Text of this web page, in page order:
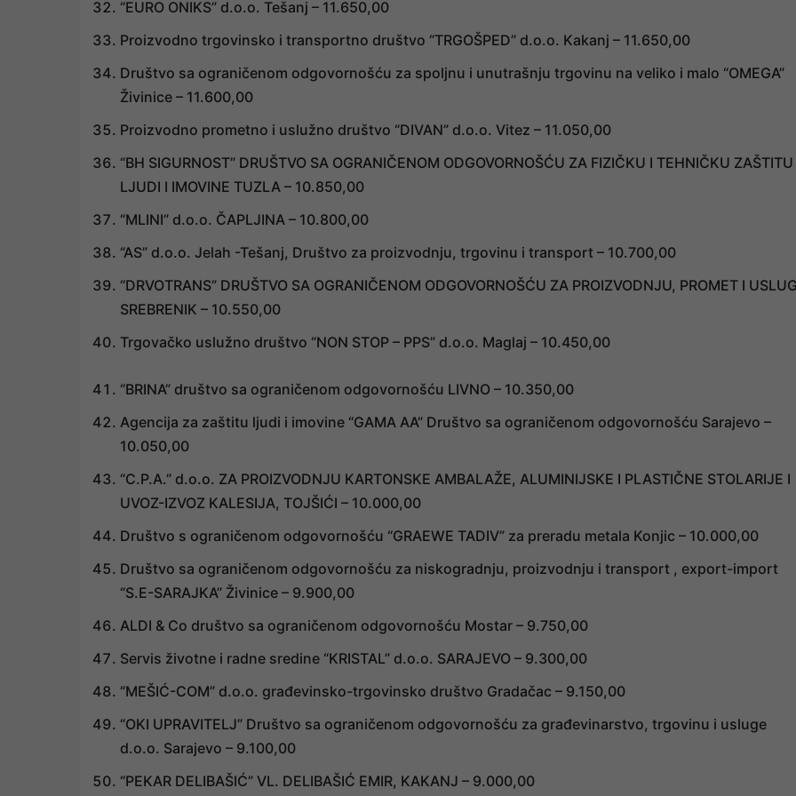
“EURO ONIKS” d.o.o. Tešanj – 11.650,00
Proizvodno trgovinsko i transportno društvo “TRGOŠPED” d.o.o. Kakanj – 11.650,00
Društvo sa ograničenom odgovornošću za spoljnu i unutrašnju trgovinu na veliko i malo “OMEGA”
Živinice – 11.600,00
Proizvodno prometno i uslužno društvo “DIVAN” d.o.o. Vitez – 11.050,00
“BH SIGURNOST” DRUŠTVO SA OGRANIČENOM ODGOVORNOŠĆU ZA FIZIČKU I TEHNIČKU ZAŠTITU
LJUDI I IMOVINE TUZLA – 10.850,00
“MLINI” d.o.o. ČAPLJINA – 10.800,00
“AS” d.o.o. Jelah -Tešanj, Društvo za proizvodnju, trgovinu i transport – 10.700,00
“DRVOTRANS” DRUŠTVO SA OGRANIČENOM ODGOVORNOŠĆU ZA PROIZVODNJU, PROMET I
SREBRENIK – 10.550,00
Trgovačko uslužno društvo “NON STOP – PPS” d.o.o. Maglaj – 10.450,00
“BRINA” društvo sa ograničenom odgovornošću LIVNO – 10.350,00
Agencija za zaštitu ljudi i imovine “GAMA AA” Društvo sa ograničenom odgovornošću Sarajevo –
10.050,00
“C.P.A.” d.o.o. ZA PROIZVODNJU KARTONSKE AMBALAŽE, ALUMINIJSKE I PLASTIČNE STOLARIJE I
UVOZ-IZVOZ KALESIJA, TOJŠIĆI – 10.000,00
Društvo s ograničenom odgovornošću “GRAEWE TADIV” za preradu metala Konjic – 10.000,00
Društvo sa ograničenom odgovornošću za niskogradnju, proizvodnju i transport , export-import
“S.E-SARAJKA” Živinice – 9.900,00
ALDI & Co društvo sa ograničenom odgovornošću Mostar – 9.750,00
Servis životne i radne sredine “KRISTAL” d.o.o. SARAJEVO – 9.300,00
“MEŠIĆ-COM” d.o.o. građevinsko-trgovinsko društvo Gradačac – 9.150,00
“OKI UPRAVITELJ” Društvo sa ograničenom odgovornošću za građevinarstvo, trgovinu i usluge
d.o.o. Sarajevo – 9.100,00
“PEKAR DELIBAŠIĆ” VL. DELIBAŠIĆ EMIR, KAKANJ – 9.000,00